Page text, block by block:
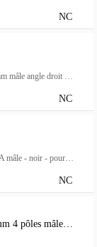
NC
NC
NC
Câble audio - mini-téléphone stéréo 3,5 mm 4 pôles mâle pour mini-téléphone stéréo 3,5 mm 4 pôles mâle